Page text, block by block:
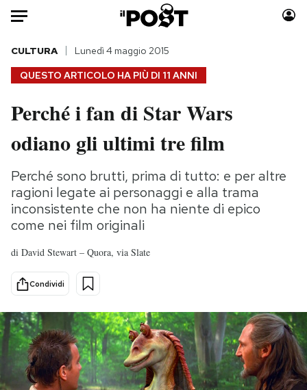
Auto
HOME
Italia
Politica
Tecnologia
Internet
Scienza
Cultura
Economia
Sport
Moda
Consumismi
Storie/Idee
Ok Boomer!
Media
PODCAST
NEWSLETTER
QUESTO ARTICOLO HA PIÙ DI 11 ANNI
CULTURA Lunedì 4 maggio 2015
Perché i fan di Star Wars
odiano gli ultimi tre film
Perché sono brutti, prima di tutto: e per altre
ragioni legate ai personaggi e alla trama
inconsistente che non ha niente di epico
come nei film originali
di David Stewart – Quora, via Slate
Condividi